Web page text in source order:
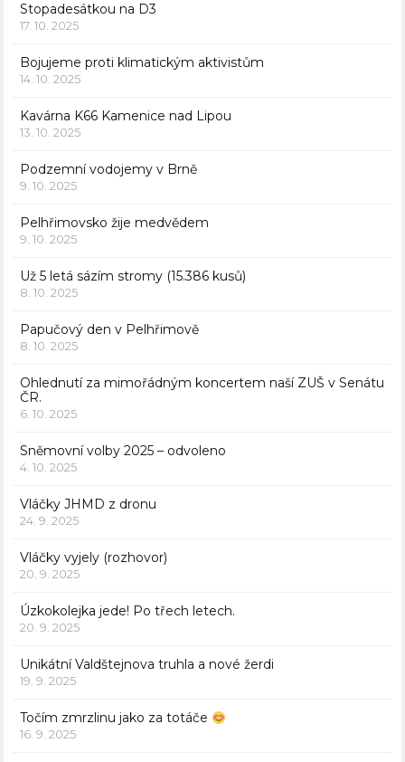
Stopadesátkou na D3
17. 10. 2025
Bojujeme proti klimatickým aktivistům
14. 10. 2025
Kavárna K66 Kamenice nad Lipou
13. 10. 2025
Podzemní vodojemy v Brně
9. 10. 2025
Pelhřimovsko žije medvědem
9. 10. 2025
Už 5 letá sázím stromy (15.386 kusů)
8. 10. 2025
Papučový den v Pelhřimově
8. 10. 2025
Ohlednutí za mimořádným koncertem naší ZUŠ v Senátu
ČR.
6. 10. 2025
Sněmovní volby 2025 – odvoleno
4. 10. 2025
Vláčky JHMD z dronu
24. 9. 2025
Vláčky vyjely (rozhovor)
20. 9. 2025
Úzkokolejka jede! Po třech letech.
20. 9. 2025
Unikátní Valdštejnova truhla a nové žerdi
19. 9. 2025
Točím zmrzlinu jako za totáče
16. 9. 2025